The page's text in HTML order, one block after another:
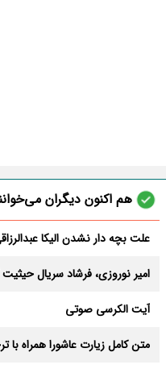
هم اکنون دیگران
علت بچه دار نشدن الیکا
امیر نوروزی، فرشاد سریال
آیت الکرسی صوتی
متن کامل زیارت عاشورا همراه